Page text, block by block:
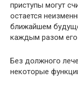
приступы могут
остается
ближайшем
каждым разом
Без должного
некоторые